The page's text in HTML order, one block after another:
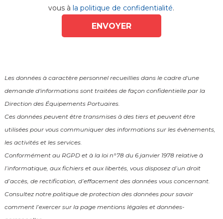
vous àla politique de confidentialité.
Les données à caractère personnel recueillies dans le cadre d'une
demande d'informations sont traitées de façon confidentielle par la
Direction des Équipements Portuaires.
Ces données peuvent être transmises à des tiers et peuvent être
utilisées pour vous communiquer des informations sur les évènements,
les activités et les services.
Conformément au RGPD et à la loi n°78 du 6 janvier 1978 relative à
l’informatique, aux fichiers et aux libertés, vous disposez d’un droit
d’accès, de rectification, d’effacement des données vous concernant.
Consultez notre politique de protection des données pour savoir
comment l’exercer sur la page mentions légales et données-